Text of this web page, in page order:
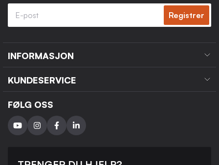
Registrer
INFORMASJON
KUNDESERVICE
FØLG OSS